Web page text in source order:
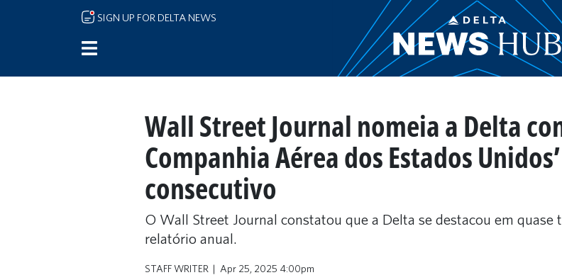
Skip to main content
SIGN UP FOR DELTA NEWS
Wall Street Journal nomeia a Delta
Companhia Aérea dos Estados
consecutivo
O Wall Street Journal constatou que a Delta se destacou em quase
relatório anual.
STAFF WRITER Apr 25, 2025 4:00pm